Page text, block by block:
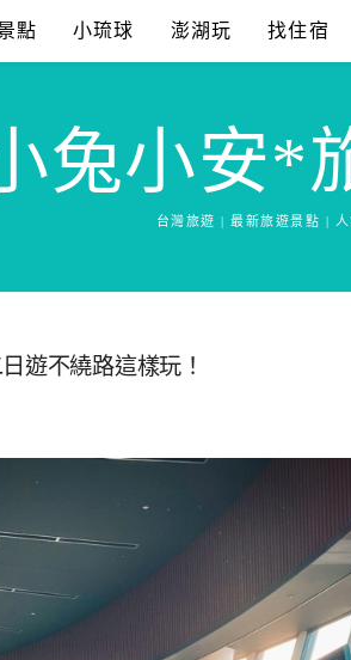
點 小琉球 澎湖玩 找住宿
兔小安*
台灣旅遊 | 最新旅遊景點 |
遊不繞路這樣玩！